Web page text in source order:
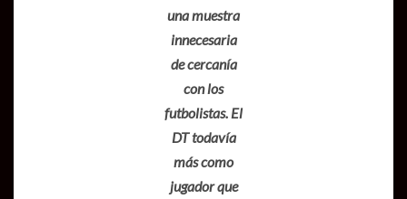
una muestra
innecesaria
de cercanía
con los
futbolistas. El
DT todavía
más como
jugador que